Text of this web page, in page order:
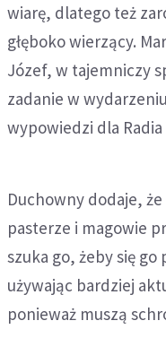
wiarę, dlatego też
głęboko wierzący.
Józef, w tajemniczy
zadanie w
wypowiedzi dla
Duchowny dodaje,
pasterze i magowie
szuka go, żeby się go
używając bardziej
ponieważ muszą